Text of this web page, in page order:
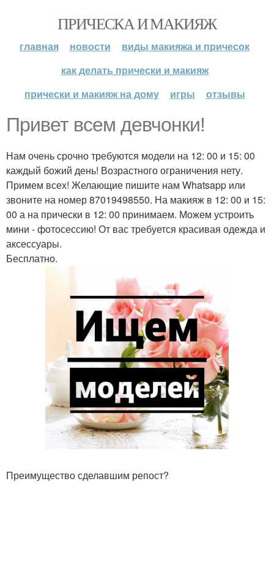
ПРИЧЕСКА И МАКИЯЖ
главная новости
виды макияжа и причесок
как делать прически и макияж
прически и макияж на дому
игры отзывы
Привет всем девчонки!
Нам очень срочно требуются модели на 12: 00 и 15: 00
каждый божий день! Возрастного ограничения нету.
Примем всех! Желающие пишите нам Whatsapp или
звоните на номер 87019498550. На макияж в 12: 00 и 15:
00 а на прически в 12: 00 принимаем. Можем устроить
мини - фотосессию! От вас требуется красивая одежда и
аксессуары.
Бесплатно.
Преимущество сделавшим репост?